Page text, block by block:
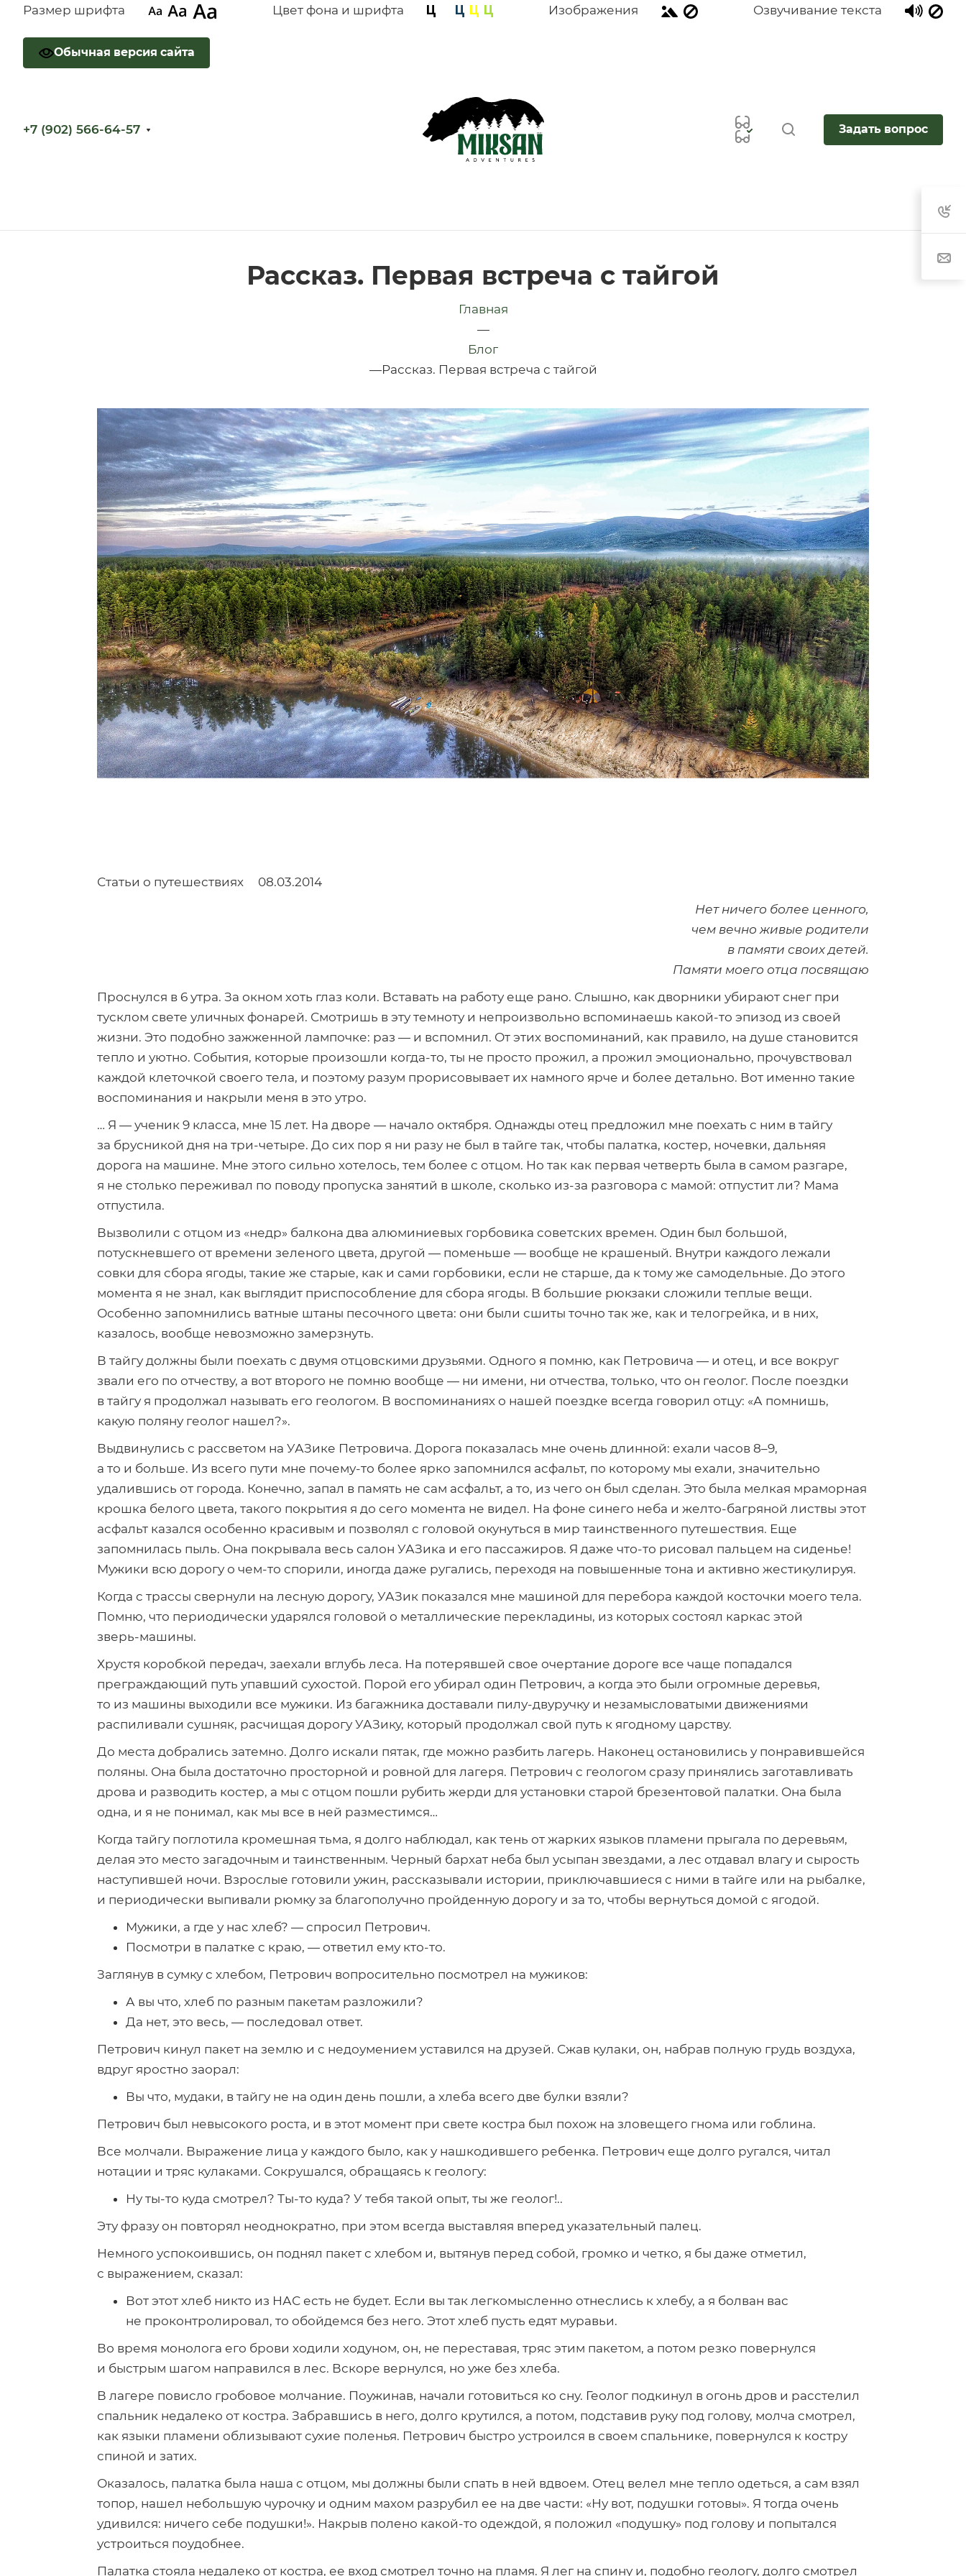
Размер шрифта Цвет фона и шрифта Изображения Озвучивание текста
Обычная версия сайта
+7 (902) 566-64-57 Задать вопрос
Рассказ. Первая встреча с тайгой
Главная
—
Блог
—Рассказ. Первая встреча с тайгой
Статьи о путешествиях
08.03.2014
Нет ничего более ценного,
чем вечно живые родители
в памяти своих детей.
Памяти моего отца посвящаю
Проснулся в 6 утра. За окном хоть глаз коли. Вставать на работу еще рано. Слышно, как дворники убирают снег при
тусклом свете уличных фонарей. Смотришь в эту темноту и непроизвольно вспоминаешь какой-то эпизод из своей
жизни. Это подобно зажженной лампочке: раз — и вспомнил. От этих воспоминаний, как правило, на душе становится
тепло и уютно. События, которые произошли когда-то, ты не просто прожил, а прожил эмоционально, прочувствовал
каждой клеточкой своего тела, и поэтому разум прорисовывает их намного ярче и более детально. Вот именно такие
воспоминания и накрыли меня в это утро.
… Я — ученик 9 класса, мне 15 лет. На дворе — начало октября. Однажды отец предложил мне поехать с ним в тайгу
за брусникой дня на три-четыре. До сих пор я ни разу не был в тайге так, чтобы палатка, костер, ночевки, дальняя
дорога на машине. Мне этого сильно хотелось, тем более с отцом. Но так как первая четверть была в самом разгаре,
я не столько переживал по поводу пропуска занятий в школе, сколько из-за разговора с мамой: отпустит ли? Мама
отпустила.
Вызволили с отцом из «недр» балкона два алюминиевых горбовика советских времен. Один был большой,
потускневшего от времени зеленого цвета, другой — поменьше — вообще не крашеный. Внутри каждого лежали
совки для сбора ягоды, такие же старые, как и сами горбовики, если не старше, да к тому же самодельные. До этого
момента я не знал, как выглядит приспособление для сбора ягоды. В большие рюкзаки сложили теплые вещи.
Особенно запомнились ватные штаны песочного цвета: они были сшиты точно так же, как и телогрейка, и в них,
казалось, вообще невозможно замерзнуть.
В тайгу должны были поехать с двумя отцовскими друзьями. Одного я помню, как Петровича — и отец, и все вокруг
звали его по отчеству, а вот второго не помню вообще — ни имени, ни отчества, только, что он геолог. После поездки
в тайгу я продолжал называть его геологом. В воспоминаниях о нашей поездке всегда говорил отцу: «А помнишь,
какую поляну геолог нашел?».
Выдвинулись с рассветом на УАЗике Петровича. Дорога показалась мне очень длинной: ехали часов 8–9,
а то и больше. Из всего пути мне почему-то более ярко запомнился асфальт, по которому мы ехали, значительно
удалившись от города. Конечно, запал в память не сам асфальт, а то, из чего он был сделан. Это была мелкая мраморная
крошка белого цвета, такого покрытия я до сего момента не видел. На фоне синего неба и желто-багряной листвы этот
асфальт казался особенно красивым и позволял с головой окунуться в мир таинственного путешествия. Еще
запомнилась пыль. Она покрывала весь салон УАЗика и его пассажиров. Я даже что-то рисовал пальцем на сиденье!
Мужики всю дорогу о чем-то спорили, иногда даже ругались, переходя на повышенные тона и активно жестикулируя.
Когда с трассы свернули на лесную дорогу, УАЗик показался мне машиной для перебора каждой косточки моего тела.
Помню, что периодически ударялся головой о металлические перекладины, из которых состоял каркас этой
зверь-машины.
Хрустя коробкой передач, заехали вглубь леса. На потерявшей свое очертание дороге все чаще попадался
преграждающий путь упавший сухостой. Порой его убирал один Петрович, а когда это были огромные деревья,
то из машины выходили все мужики. Из багажника доставали пилу-двуручкуи незамысловатыми движениями
распиливали сушняк, расчищая дорогу УАЗику, который продолжал свой путь к ягодному царству.
До места добрались затемно. Долго искали пятак, где можно разбить лагерь. Наконец остановились у понравившейся
поляны. Она была достаточно просторной и ровной для лагеря. Петрович с геологом сразу принялись заготавливать
дрова и разводить костер, а мы с отцом пошли рубить жерди для установки старой брезентовой палатки. Она была
одна, и я не понимал, как мы все в ней разместимся…
Когда тайгу поглотила кромешная тьма, я долго наблюдал, как тень от жарких языков пламени прыгала по деревьям,
делая это место загадочным и таинственным. Черный бархат неба был усыпан звездами, а лес отдавал влагу и сырость
наступившей ночи. Взрослые готовили ужин, рассказывали истории, приключавшиеся с ними в тайге или на рыбалке,
и периодически выпивали рюмку за благополучно пройденную дорогу и за то, чтобы вернуться домой с ягодой.
Мужики, а где у нас хлеб? — спросил Петрович.
Посмотри в палатке с краю, — ответил ему кто-то.
Заглянув в сумку с хлебом, Петрович вопросительно посмотрел на мужиков:
А вы что, хлеб по разным пакетам разложили?
Да нет, это весь, — последовал ответ.
Петрович кинул пакет на землю и с недоумением уставился на друзей. Сжав кулаки, он, набрав полную грудь воздуха,
вдруг яростно заорал:
Вы что, мудаки, в тайгу не на один день пошли, а хлеба всего две булки взяли?
Петрович был невысокого роста, и в этот момент при свете костра был похож на зловещего гнома или гоблина.
Все молчали. Выражение лица у каждого было, как у нашкодившего ребенка. Петрович еще долго ругался, читал
нотации и тряс кулаками. Сокрушался, обращаясь к геологу:
Ну ты-то куда смотрел? Ты-то куда? У тебя такой опыт, ты же геолог!..
Эту фразу он повторял неоднократно, при этом всегда выставляя вперед указательный палец.
Немного успокоившись, он поднял пакет с хлебом и, вытянув перед собой, громко и четко, я бы даже отметил,
с выражением, сказал:
Вот этот хлеб никто из НАС есть не будет. Если вы так легкомысленно отнеслись к хлебу, а я болван вас
не проконтролировал, то обойдемся без него. Этот хлеб пусть едят муравьи.
Во время монолога его брови ходили ходуном, он, не переставая, тряс этим пакетом, а потом резко повернулся
и быстрым шагом направился в лес. Вскоре вернулся, но уже без хлеба.
В лагере повисло гробовое молчание. Поужинав, начали готовиться ко сну. Геолог подкинул в огонь дров и расстелил
спальник недалеко от костра. Забравшись в него, долго крутился, а потом, подставив руку под голову, молча смотрел,
как языки пламени облизывают сухие поленья. Петрович быстро устроился в своем спальнике, повернулся к костру
спиной и затих.
Оказалось, палатка была наша с отцом, мы должны были спать в ней вдвоем. Отец велел мне тепло одеться, а сам взял
топор, нашел небольшую чурочку и одним махом разрубил ее на две части: «Ну вот, подушки готовы». Я тогда очень
удивился: ничего себе подушки!». Накрыв полено какой-то одеждой, я положил «подушку» под голову и попытался
устроиться поудобнее.
Палатка стояла недалеко от костра, ее вход смотрел точно на пламя. Я лег на спину и, подобно геологу, долго смотрел